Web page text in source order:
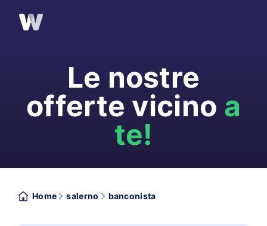
Le nostre
offerte vicino a
te!
Home salerno banconista